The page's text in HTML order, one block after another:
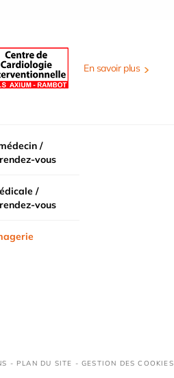
En savoir plus
/
vous
/
vous
- PLAN DU SITE -GESTION DES COOKIES